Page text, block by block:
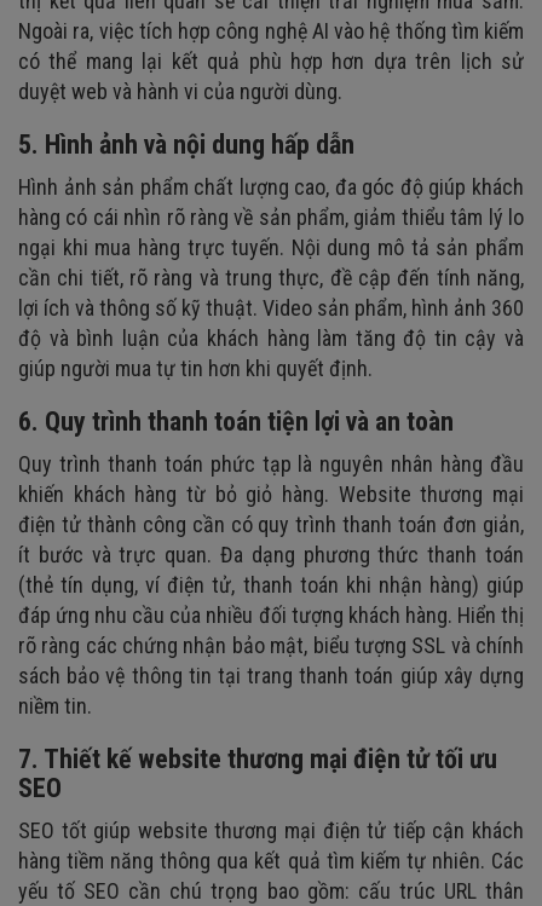
Ngoài ra, việc tích hợp công nghệ AI vào hệ thống tìm kiếm
có thể mang lại kết quả phù hợp hơn dựa trên lịch sử
duyệt web và hành vi của người dùng.
5. Hình ảnh và nội dung hấp dẫn
Hình ảnh sản phẩm chất lượng cao, đa góc độ giúp khách
hàng có cái nhìn rõ ràng về sản phẩm, giảm thiểu tâm lý lo
ngại khi mua hàng trực tuyến. Nội dung mô tả sản phẩm
cần chi tiết, rõ ràng và trung thực, đề cập đến tính năng,
lợi ích và thông số kỹ thuật. Video sản phẩm, hình ảnh 360
độ và bình luận của khách hàng làm tăng độ tin cậy và
giúp người mua tự tin hơn khi quyết định.
6. Quy trình thanh toán tiện lợi và an toàn
Quy trình thanh toán phức tạp là nguyên nhân hàng đầu
khiến khách hàng từ bỏ giỏ hàng. Website thương mại
điện tử thành công cần có quy trình thanh toán đơn giản,
ít bước và trực quan. Đa dạng phương thức thanh toán
(thẻ tín dụng, ví điện tử, thanh toán khi nhận hàng) giúp
đáp ứng nhu cầu của nhiều đối tượng khách hàng. Hiển thị
rõ ràng các chứng nhận bảo mật, biểu tượng SSL và chính
sách bảo vệ thông tin tại trang thanh toán giúp xây dựng
niềm tin.
7. Thiết kế website thương mại điện tử tối ưu
SEO
SEO tốt giúp website thương mại điện tử tiếp cận khách
hàng tiềm năng thông qua kết quả tìm kiếm tự nhiên. Các
yếu tố SEO cần chú trọng bao gồm: cấu trúc URL thân